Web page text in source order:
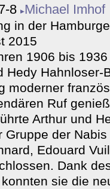
8 Michael Imhof
in der
2015
1906 bis
Hedy Hahnloser-
moderner
Ruf
Arthur und
Gruppe der
Edouard
Dank
sie die